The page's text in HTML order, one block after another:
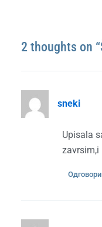
2 thoughts on
sneki
Upisala
zavrsim,i
Одговори